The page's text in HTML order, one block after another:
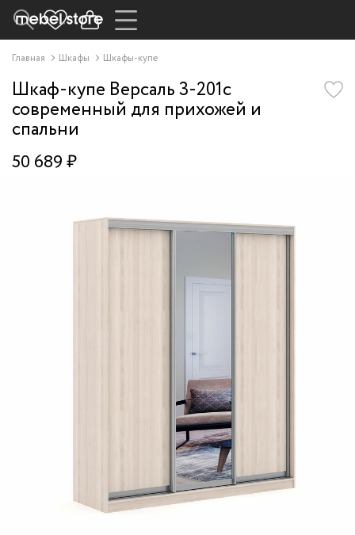
Главная Шкафы Шкафы-купе
Шкаф-купе Версаль 3-201c
современный для прихожей и
спальни
50 689 ₽